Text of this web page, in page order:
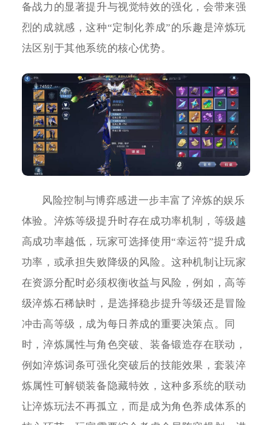
备战力的显著提升与视觉特效的强化，会带来强
烈的成就感，这种“定制化养成”的乐趣是淬炼玩
法区别于其他系统的核心优势。
风险控制与博弈感进一步丰富了淬炼的娱乐
体验。淬炼等级提升时存在成功率机制，等级越
高成功率越低，玩家可选择使用“幸运符”提升成
功率，或承担失败降级的风险。这种机制让玩家
在资源分配时必须权衡收益与风险，例如，高等
级淬炼石稀缺时，是选择稳步提升等级还是冒险
冲击高等级，成为每日养成的重要决策点。同
时，淬炼属性与角色突破、装备锻造存在联动，
例如淬炼词条可强化突破后的技能效果，套装淬
炼属性可解锁装备隐藏特效，这种多系统的联动
让淬炼玩法不再孤立，而是成为角色养成体系的